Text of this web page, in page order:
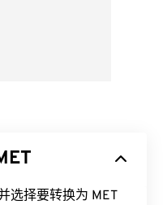
选择要转换为 MET